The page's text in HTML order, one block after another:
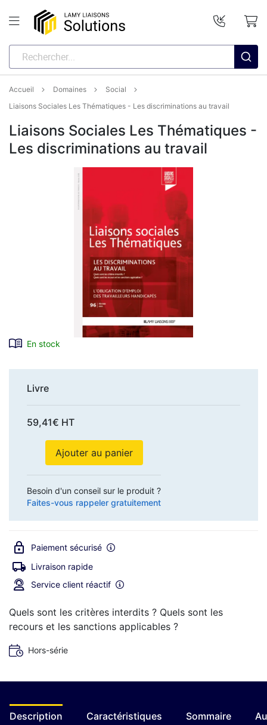
Accueil Domaines
Social
Liaisons Sociales Les Thématiques - Les discriminations au travail
Liaisons Sociales Les Thématiques -
Les discriminations au travail
En stock
Livre
59,41€ HT
Ajouter au panier
Besoin d'un conseil sur le produit ?
Faites-vous rappeler gratuitement
Paiement sécurisé
Livraison rapide
Service client réactif
Quels sont les critères interdits ? Quels sont les
recours et les sanctions applicables ?
Hors-série
Description Caractéristiques Sommaire